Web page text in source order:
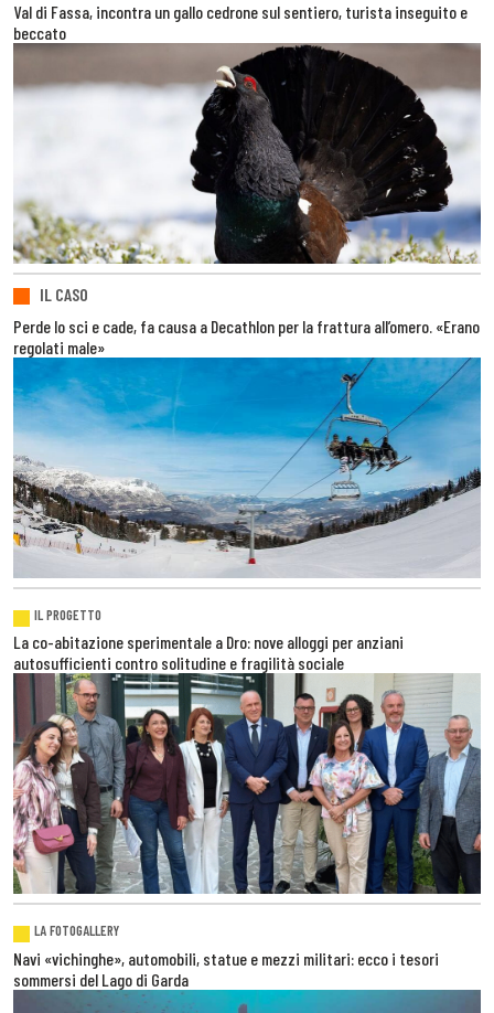
Val di Fassa, incontra un gallo cedrone sul sentiero, turista inseguito e
beccato
IL CASO
Perde lo sci e cade, fa causa a Decathlon per la frattura all’omero. «Erano
regolati male»
IL PROGETTO
La co-abitazione sperimentale a Dro: nove alloggi per anziani
autosufficienti contro solitudine e fragilità sociale
LA FOTOGALLERY
Navi «vichinghe», automobili, statue e mezzi militari: ecco i tesori
sommersi del Lago di Garda